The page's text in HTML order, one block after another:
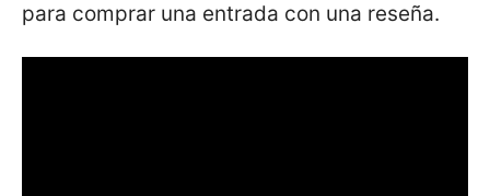
para comprar una entrada con una reseña.